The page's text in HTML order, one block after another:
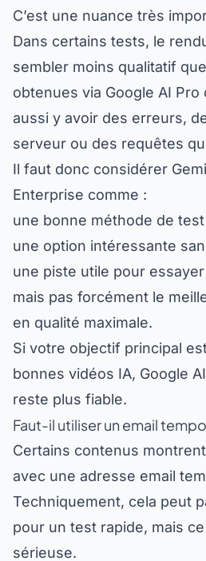
C’est une nuance très
Dans certains tests, le
sembler moins qualitatif
obtenues via Google AI
aussi y avoir des erreurs,
serveur ou des requêtes
Il faut donc considérer
Enterprise comme :
une bonne méthode de test ;
une option intéressante
une piste utile pour essayer
mais pas forcément le
en qualité maximale.
Si votre objectif principal
bonnes vidéos IA, Google
reste plus fiable.
Faut-il utiliser un email
Certains contenus
avec une adresse email
Techniquement, cela peut
pour un test rapide, mais ce
sérieuse.